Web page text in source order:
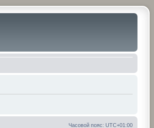
Часовой пояс: UTC+01:00